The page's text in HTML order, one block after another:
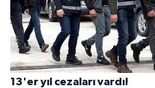
13'er yıl cezaları vardı!